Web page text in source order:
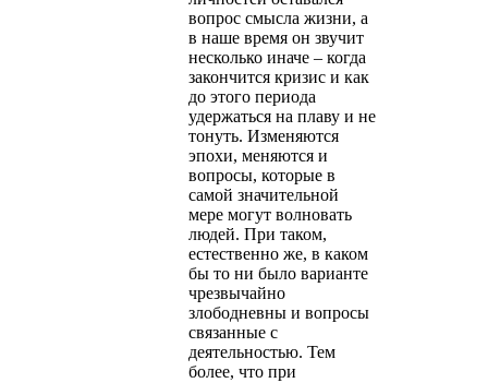
вопрос смысла жизни, а
в наше время он звучит
несколько иначе – когда
закончится кризис и как
до этого периода
удержаться на плаву и не
тонуть. Изменяются
эпохи, меняются и
вопросы, которые в
самой значительной
мере могут волновать
людей. При таком,
естественно же, в каком
бы то ни было варианте
чрезвычайно
злободневны и вопросы
связанные с
деятельностью. Тем
более, что при